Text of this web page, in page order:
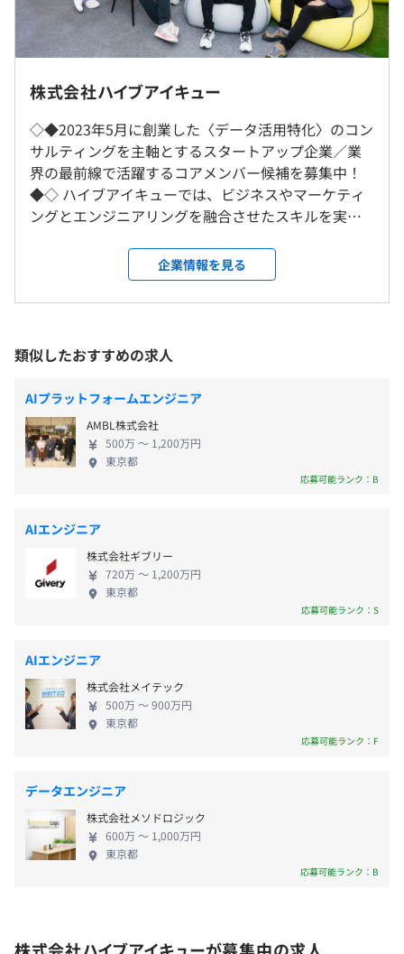
希望スペックPC貸与
Treasure Data CDP、BigQuery、Snowflake、Databricks
主に代理店やSaaS企業のプロフェッショナルサービスに
【開発環境】
▼プラットフォーム
Treasure Data CDP
Bigquery
Snowflake
▼言語
SQL、Python
基本はフル出社ですが、体調不良または家庭の事情などあ
ればリモート勤務OKです！
子育て中の社員が半分以上なので、お子様の送り迎え、学
級閉鎖など急な用事にも柔軟に対応していただけます。
就業場所の変更範囲
＜雇入時＞
東京本社、および自宅
会社の定める場所（テレワークをおこなう場所を含む）
- 東京メトロ丸の内線「大手町駅」より徒歩5分
- JR山手線・中央線・京浜東北線、東京メトロ銀座線「神
田駅」より徒歩6分
◆フレックスタイム制（1日の標準労働時間：8時間）
コアタイム：10:30～17:30
フレキシブルタイム：5:00〜22:00
標準的な勤務時間例：9:30～18:30（休憩60分）
【柔軟な働き方をサポート！】
・在宅勤務（リモートワーク）制度あり：妊娠・育児・介
す。
休憩時間：60分
平均残業時間：平均10時間／月
完全週休2日制（土・日）
年末年始休暇
夏季休暇
年次有給休暇（入社3ヶ月後に10日付与）
セルフケア休暇（負傷又は治療、療養のための休暇として
入社日に7日付与）
リフレッシュ休暇（勤続年数に応じて特別休暇を付与）
・通勤手当
株式会社ハイブアイキュー
◇◆2023年5月に創業した〈データ活用特化〉のコン
サルティングを主軸とするスタートアップ企業／業
界の最前線で活躍するコアメンバー候補を募集中！
◆◇ ハイブアイキューでは、ビジネスやマーケティ
ングとエンジニアリングを融合させたスキルを実務
す。また、大企業が保有する膨大なデータの活用支援
に携わることで、実践的な経験を積みながら市場価
値と希少性を圧倒的に高められる環境を提供してい
クな企業成長の経験も得られます。 創業メンバー
は、累計100社以上のデータ活用支援実績を有してお
り、Treasure Data CDPの活用支援において10年以上
の経験を持つ国内トップクラスのプロフェッショナ
ルです。プロジェクト継続率も90%以上という高い
水準を誇り、豊富なノウハウと確かな実績で他社と
の差別化を実現。さらに、デジタルマーケティング
チェンジし、Treasure Data社のProfessional Service
事業で30人規模の組織を率いた経験を持つメンバー
が在籍しており、業界屈指の知見を生かした支援を
強みとしています。 当社で働く魅力は、〈ビジネス
／マーケティング×エンジニアリングのスキルを軸
アップならではのスピード感のある環境で、スキル
を磨きつつ企業成長を実体験し、大企業データ活用
支援というスケールの大きなプロジェクトを通じて
成長機会を得られるのが魅力です。 データ活用の最
前線で活躍したい方や、スキルアップを通じてキャ
企業情報を見る
類似したおすすめの求人
AIプラットフォームエンジニア
AMBL株式会社
500万 〜 1,200万円
東京都
応募可能ランク：B
AIエンジニア
株式会社ギブリー
720万 〜 1,200万円
東京都
応募可能ランク：S
AIエンジニア
株式会社メイテック
500万 〜 900万円
東京都
応募可能ランク：F
データエンジニア
株式会社メソドロジック
600万 〜 1,000万円
東京都
応募可能ランク：B